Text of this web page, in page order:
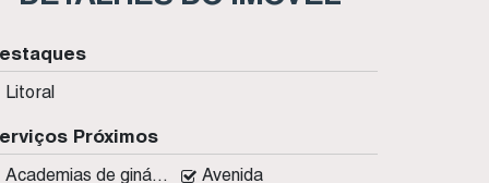
Próximos
Academias de ginástica
Avenida
Litoral